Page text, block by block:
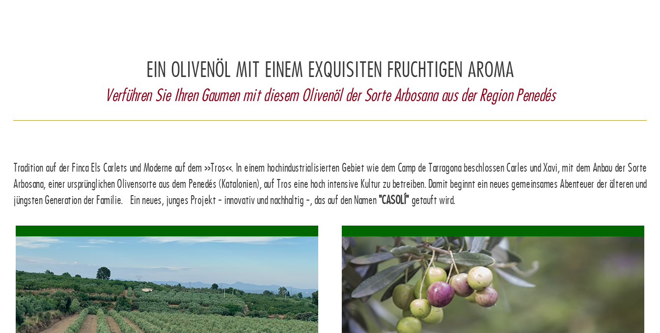
EIN OLIVENÖL MIT EINEM EXQUISITEN FRUCHTIGEN AROMA
Verführen Sie Ihren Gaumen mit diesem Olivenöl der Sorte Arbosana aus der Region Penedés
Tradition auf der Finca Els Carlets und Moderne auf dem »Tros«. In einem hochindustrialisierten Gebiet wie dem Camp de Tarragona beschlossen Carles und Xavi, mit dem Anbau der Sorte
Arbosana, einer ursprünglichen Olivensorte aus dem Penedés (Katalonien), auf Tros eine hoch intensive Kultur zu betreiben. Damit beginnt ein neues gemeinsames Abenteuer der älteren und
jüngsten Generation der Familie. Ein neues, junges Projekt - innovativ und nachhaltig -, das auf den Namen"CASOLÍ" getauft wird.